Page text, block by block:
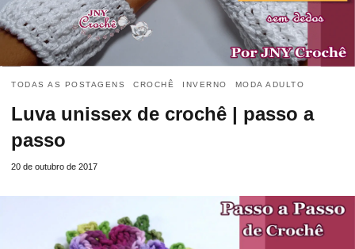
TODAS AS POSTAGENS CROCHÊ INVERNO MODA ADULTO
Luva unissex de crochê | passo a
passo
20 de outubro de 2017